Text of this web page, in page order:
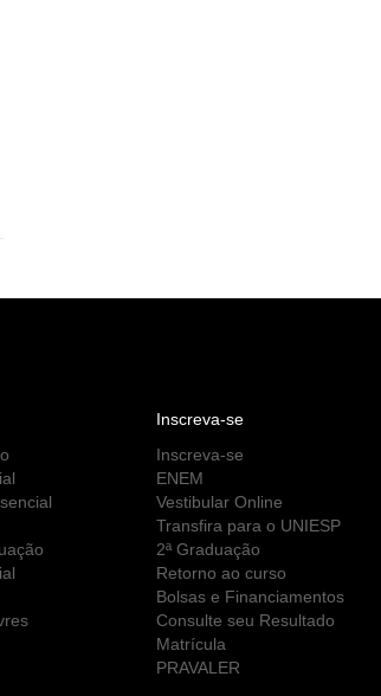
Inscreva-se
Inscreva-se
ENEM
Vestibular Online
Transfira para o UNIESP
2ª Graduação
Retorno ao curso
Bolsas e Financiamentos
Consulte seu Resultado
Matrícula
PRAVALER